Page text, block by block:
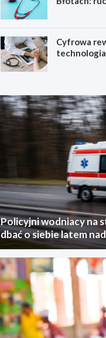
Cyfrowa
Policyjni wodniacy na
dbać o siebie latem